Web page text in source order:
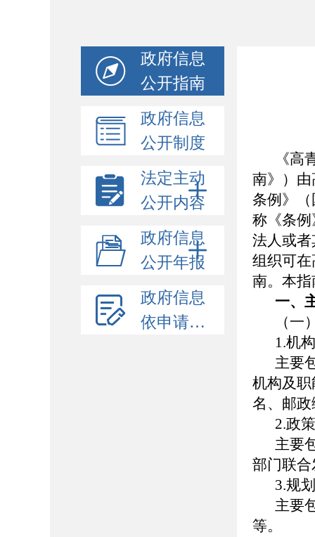
政府信息
公开指南
政府信息
公开制度
法定主动
公开内容
政府信息
公开年报
政府信息
依申请公开
《
南》）
条例》
称《条
法人或
组织可在
南。本
一、
（
1.机
主要
机构及
名、邮
2.政
主要
部门联
3.规
主要
等。